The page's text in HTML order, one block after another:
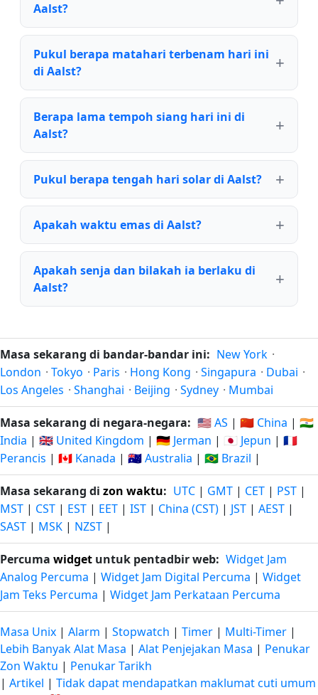
Aalst?
Pukul berapa matahari terbenam hari ini
di Aalst?
Berapa lama tempoh siang hari ini di
Aalst?
Pukul berapa tengah hari solar di Aalst?
Apakah waktu emas di Aalst?
Apakah senja dan bilakah ia berlaku di
Aalst?
Masa sekarang di bandar-bandar ini: New York ·
London · Tokyo · Paris · Hong Kong · Singapura · Dubai ·
Los Angeles · Shanghai · Beijing · Sydney · Mumbai
Masa sekarang di negara-negara: 🇺🇸 AS | 🇨🇳 China | 🇮🇳
India | 🇬🇧 United Kingdom | 🇩🇪 Jerman | 🇯🇵 Jepun | 🇫🇷
Perancis | 🇨🇦 Kanada | 🇦🇺 Australia | 🇧🇷 Brazil |
Masa sekarang di zon waktu: UTC | GMT | CET | PST |
MST | CST | EST | EET | IST | China (CST) | JST | AEST |
SAST | MSK | NZST |
Percuma widget untuk pentadbir web: Widget Jam
Analog Percuma | Widget Jam Digital Percuma | Widget
Jam Teks Percuma | Widget Jam Perkataan Percuma
Masa Unix | Alarm | Stopwatch | Timer | Multi-Timer |
Lebih Banyak Alat Masa | Alat Penjejakan Masa | Penukar
Zon Waktu | Penukar Tarikh
| Artikel | Tidak dapat mendapatkan maklumat cuti umum